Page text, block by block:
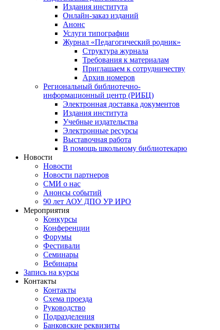
Издания института
Онлайн-заказ изданий
Анонс
Услуги типографии
Журнал «Педагогический родник»
Структура журнала
Требования к материалам
Приглашаем к сотрудничеству
Архив номеров
Региональный библиотечно-
информационный центр (РИБЦ)
Электронная доставка документов
Издания института
Учебные издательства
Электронные ресурсы
Выставочная работа
В помощь школьному библиотекарю
Новости
Новости
Новости партнеров
СМИ о нас
Анонсы событий
90 лет АОУ ДПО УР ИРО
Мероприятия
Конкурсы
Конференции
Форумы
Фестивали
Семинары
Вебинары
Запись на курсы
Контакты
Контакты
Схема проезда
Руководство
Подразделения
Банковские реквизиты